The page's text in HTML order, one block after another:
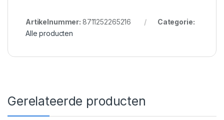
Artikelnummer: 8711252265216
Categorie:
Alle producten
Gerelateerde producten